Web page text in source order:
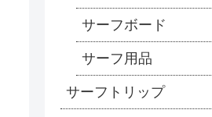
サーフボード
サーフ用品
サーフトリップ